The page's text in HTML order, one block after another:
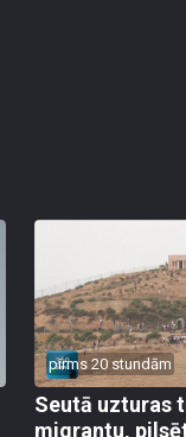
pirms 20 stundām
Seutā uzturas
migrantu,